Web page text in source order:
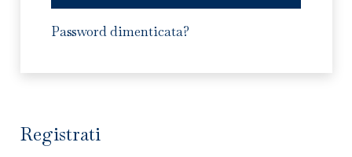
Password dimenticata?
Registrati